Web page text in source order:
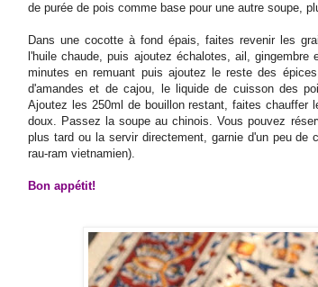
de purée de pois comme base pour une autre soupe,
Dans une cocotte à fond épais, faites revenir les
l'huile chaude, puis ajoutez échalotes, ail, gingembre
minutes en remuant puis ajoutez le reste des
d'amandes et de cajou, le liquide de cuisson des
Ajoutez les 250ml de bouillon restant, faites chauffer
doux. Passez la soupe au chinois. Vous pouvez
plus tard ou la servir directement, garnie d'un peu de
rau-ram vietnamien).
Bon appétit!